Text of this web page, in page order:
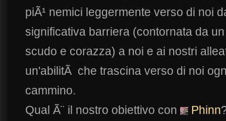
piÃ¹ nemici leggermente verso di noi
significativa barriera (contornata da
scudo e corazza) a noi e ai nostri
un'abilitÃ che trascina verso di noi
cammino.
Qual Ã¨ il nostro obiettivo con
Phinn